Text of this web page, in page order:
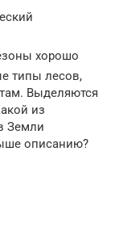
хорошо
типы лесов,
Выделяются
из
Земли
описанию?